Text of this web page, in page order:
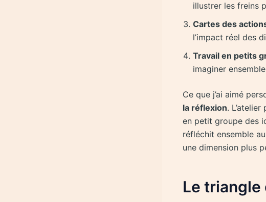
illustrer les freins
Cartes des
l’impact réel des
Travail en petits
imaginer
Ce que j’ai aimé
la réflexion.
en petit groupe des
réfléchit ensemble
une dimension plus
Le triangle